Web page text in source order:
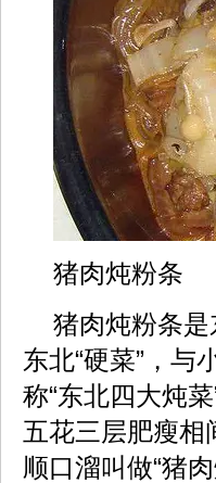
猪肉炖粉条
猪肉炖粉条
东北“硬菜”，与
称“东北四大炖
五花三层肥瘦相
顺口溜叫做“猪